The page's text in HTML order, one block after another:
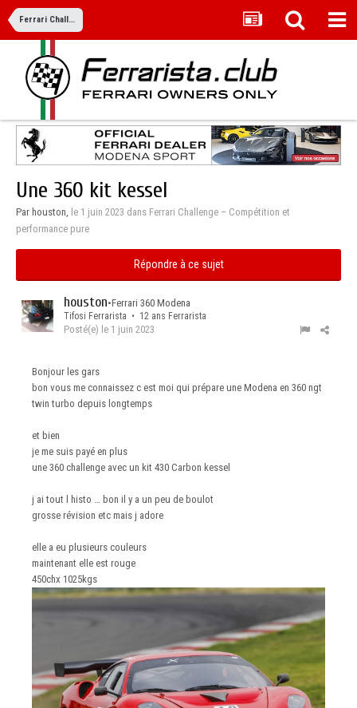
Ferrari Challenge – Compétition et performance pure
Une 360 kit kessel
Par houston, le 1 juin 2023 dans Ferrari Challenge – Compétition et
performance pure
Répondre à ce sujet
houston•Ferrari 360 Modena
Tifosi Ferrarista • 12 ans Ferrarista
Posté(e) le 1 juin 2023
Bonjour les gars
bon vous me connaissez c est moi qui prépare une Modena en 360 ngt
twin turbo depuis longtemps
et bien
je me suis payé en plus
une 360 challenge avec un kit 430 Carbon kessel
j ai tout l histo … bon il y a un peu de boulot
grosse révision etc mais j adore
elle a eu plusieurs couleurs
maintenant elle est rouge
450chx 1025kgs